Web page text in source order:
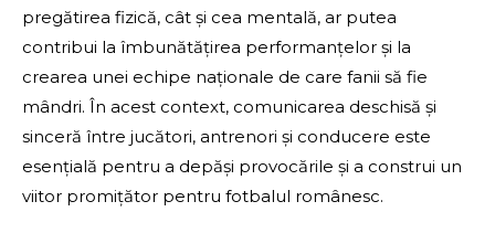
pregătirea fizică, cât și cea mentală, ar putea
contribui la îmbunătățirea performanțelor și la
crearea unei echipe naționale de care fanii să fie
mândri. În acest context, comunicarea deschisă și
sinceră între jucători, antrenori și conducere este
esențială pentru a depăși provocările și a construi un
viitor promițător pentru fotbalul românesc.